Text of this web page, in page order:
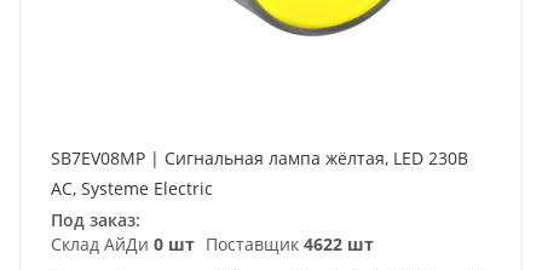
SB7EV08MP | Сигнальная лампа жёлтая, LED 230В
АС, Systeme Electric
Под заказ:
Склад АйДи 0 шт Поставщик 4622 шт